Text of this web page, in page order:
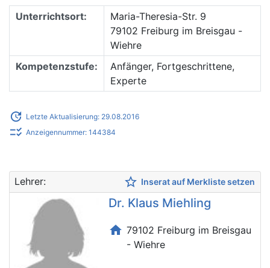
Unterrichtsort:
Maria-Theresia-Str. 9
79102 Freiburg im Breisgau -
Wiehre
Kompetenzstufe:
Anfänger, Fortgeschrittene,
Experte
update Letzte Aktualisierung: 29.08.2016
checklist_rtl Anzeigennummer: 144384
Lehrer: star_border Inserat auf Merkliste setzen
Dr. Klaus Miehling
home 79102 Freiburg im Breisgau
- Wiehre